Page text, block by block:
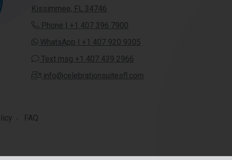
Kissimmee, FL 34746
Phone | +1 407 396 7900
WhatsApp | +1 407 920 9305
Text msg +1 407 439 2966
info@celebrationsuitesfl.com
FAQ